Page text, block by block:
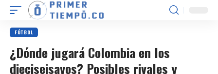
FÚTBOL
¿Dónde jugará Colombia en los
dieciseisavos? Posibles rivales y